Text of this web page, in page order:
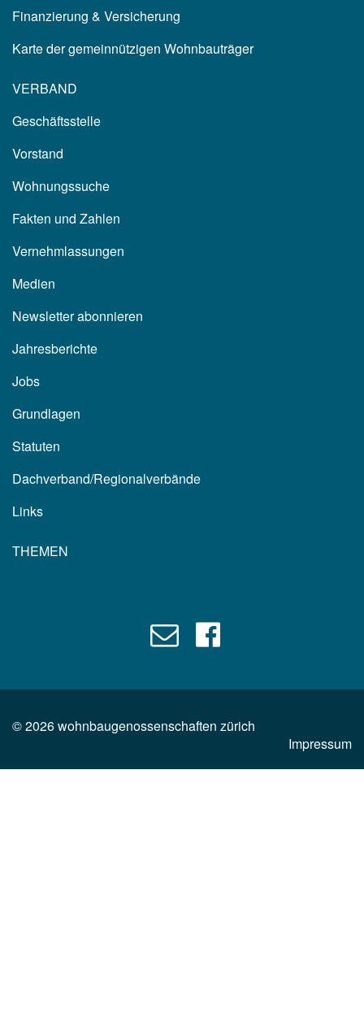
Finanzierung & Versicherung
Karte der gemeinnützigen Wohnbauträger
VERBAND
Geschäftsstelle
Vorstand
Wohnungssuche
Fakten und Zahlen
Vernehmlassungen
Medien
Newsletter abonnieren
Jahresberichte
Jobs
Grundlagen
Statuten
Dachverband/Regionalverbände
Links
THEMEN
©2026wohnbaugenossenschaften zürich
Impressum